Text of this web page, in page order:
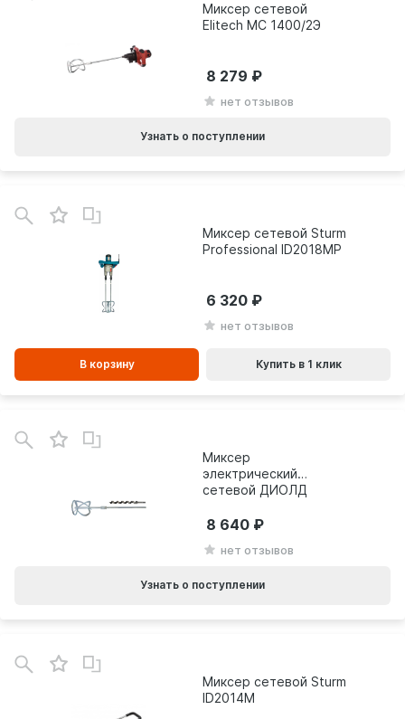
Миксер сетевой
Elitech МС 1400/2Э
нет отзывов
8 279
Узнать о поступлении
Миксер сетевой Sturm
Professional ID2018MP
нет отзывов
6 320
В корзину Купить в 1 клик
Миксер
электрический
сетевой ДИОЛД
нет отзывов
8 640
Узнать о поступлении
Миксер сетевой Sturm
ID2014M